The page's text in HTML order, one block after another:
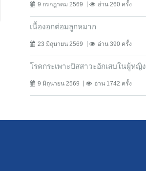
9 กรกฎาคม 2569 อ่าน 260 ครั้ง
เนื้องอกต่อมลูกหมาก
23 มิถุนายน 2569 อ่าน 390 ครั้ง
โรคกระเพาะปัสสาวะอักเสบในผู้หญิง
9 มิถุนายน 2569 อ่าน 1742 ครั้ง